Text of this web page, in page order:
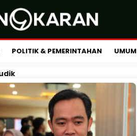
POLITIK & PEMERINTAHAN UMUM